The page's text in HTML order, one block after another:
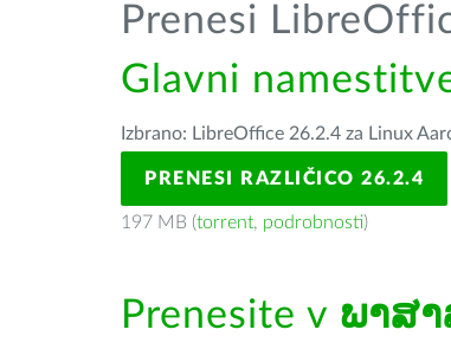
Prenesi
Glavni
Izbrano: LibreOffice 26.2.4 za Linux
PRENESI RAZLIČICO 26.2.4
197 MB (torrent, podrobnosti)
Prenesite v ພາສາ